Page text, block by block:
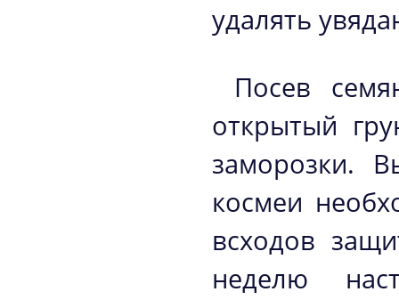
удалять
Посев
открытый
заморозки.
космеи
всходов
неделю